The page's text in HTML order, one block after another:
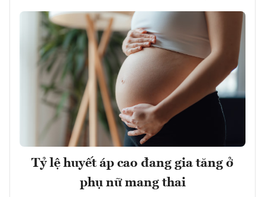
Tỷ lệ huyết áp cao đang gia tăng ở
phụ nữ mang thai